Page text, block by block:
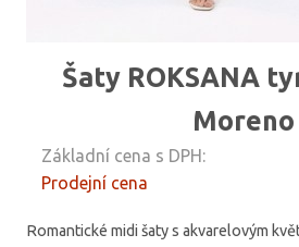
Šaty ROKSANA
Moreno
Základní cena s DPH:
Prodejní cena
Romantické midi šaty s akvarelovým